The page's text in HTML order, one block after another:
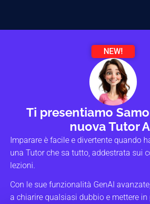
NEW!
Ti presentiamo
nuova Tutor
Imparare è facile e divertente quando
una Tutor che sa tutto, addestrata sui
lezioni.
Con le sue funzionalità GenAI
a chiarire qualsiasi dubbio e mettere